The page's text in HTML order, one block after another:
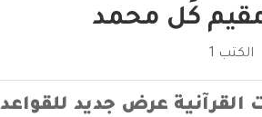
كُل محمد
الكتب 1
القرآنية عرض جديد